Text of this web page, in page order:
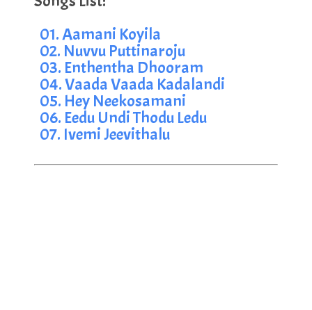
01. Aamani Koyila
02. Nuvvu Puttinaroju
03. Enthentha Dhooram
04. Vaada Vaada Kadalandi
05. Hey Neekosamani
06. Eedu Undi Thodu Ledu
07. Ivemi Jeevithalu